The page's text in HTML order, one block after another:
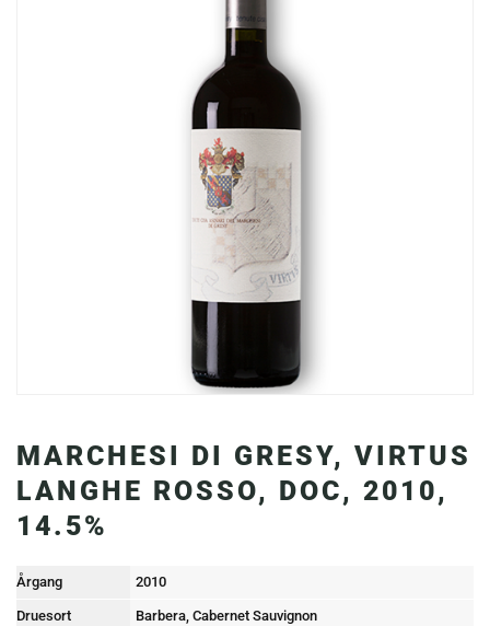
MARCHESI DI GRESY, VIRTUS
LANGHE ROSSO, DOC, 2010,
14.5%
Årgang 2010
Druesort Barbera, Cabernet Sauvignon